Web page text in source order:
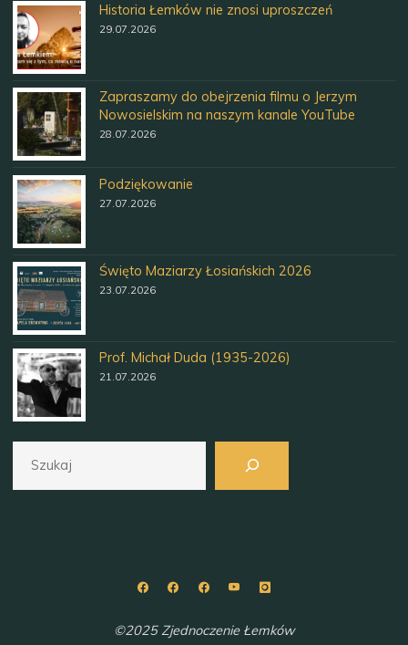
Historia Łemków nie znosi uproszczeń
29.07.2026
Zapraszamy do obejrzenia filmu o Jerzym
Nowosielskim na naszym kanale YouTube
28.07.2026
Podziękowanie
27.07.2026
Święto Maziarzy Łosiańskich 2026
23.07.2026
Prof. Michał Duda (1935-2026)
21.07.2026
©2025 Zjednoczenie Łemków